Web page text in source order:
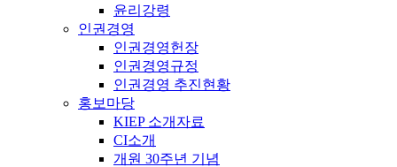
윤리강령
인권경영
인권경영헌장
인권경영규정
인권경영 추진현황
홍보마당
KIEP 소개자료
CI소개
개원 30주년 기념